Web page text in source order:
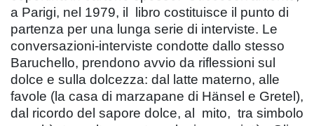
a Parigi, nel 1979, il libro costituisce il punto di
partenza per una lunga serie di interviste. Le
conversazioni-interviste condotte dallo stesso
Baruchello, prendono avvio da riflessioni sul
dolce e sulla dolcezza: dal latte materno, alle
favole (la casa di marzapane di Hänsel e Gretel),
dal ricordo del sapore dolce, al mito, tra simbolo